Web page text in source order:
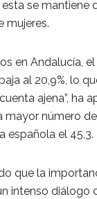
se mantiene
mujeres.
en Andalucía,
al 20,9%, lo
ajena”, ha
mayor número
española el 45,3.
que la
intenso